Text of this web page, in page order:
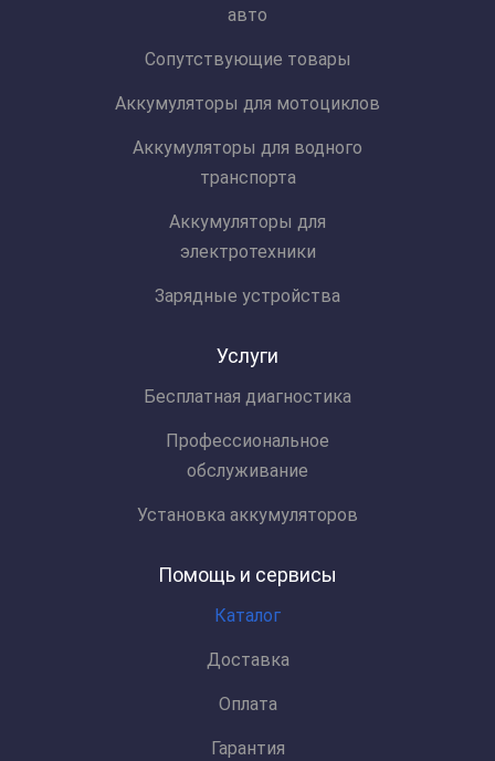
авто
Сопутствующие товары
Аккумуляторы для мотоциклов
Аккумуляторы для водного
транспорта
Аккумуляторы для
электротехники
Зарядные устройства
Услуги
Бесплатная диагностика
Профессиональное
обслуживание
Установка аккумуляторов
Помощь и сервисы
Каталог
Доставка
Оплата
Гарантия